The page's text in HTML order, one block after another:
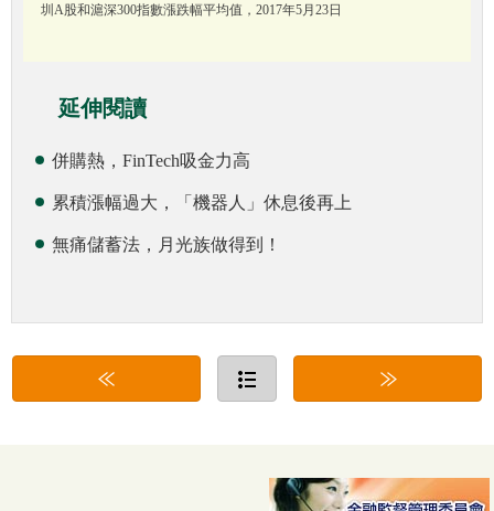
圳A股和滬深300指數漲跌幅平均值，2017年5月23日
延伸閱讀
併購熱，FinTech吸金力高
累積漲幅過大，「機器人」休息後再上
無痛儲蓄法，月光族做得到！